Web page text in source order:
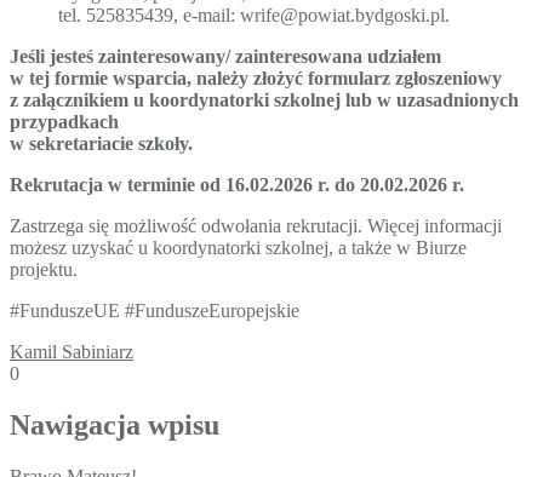
tel. 525835439, e-mail: wrife@powiat.bydgoski.pl.
Jeśli jesteś zainteresowany/ zainteresowana udziałem
w tej formie wsparcia, należy złożyć formularz zgłoszeniowy
z załącznikiem u koordynatorki szkolnej lub w uzasadnionych
przypadkach
w sekretariacie szkoły.
Rekrutacja w terminie od 16.02.2026 r. do 20.02.2026 r.
Zastrzega się możliwość odwołania rekrutacji. Więcej informacji
możesz uzyskać u koordynatorki szkolnej, a także w Biurze
projektu.
#FunduszeUE #FunduszeEuropejskie
Kamil Sabiniarz
0
Nawigacja wpisu